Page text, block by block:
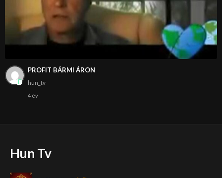
PROFIT BÁRMI ÁRON
hun_tv
4 év
Hun Tv